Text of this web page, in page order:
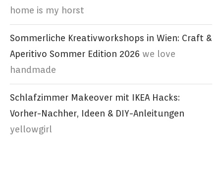
home is my horst
Sommerliche Kreativworkshops in Wien: Craft &
Aperitivo Sommer Edition 2026 we love
handmade
Schlafzimmer Makeover mit IKEA Hacks:
Vorher-Nachher, Ideen & DIY-Anleitungen
yellowgirl